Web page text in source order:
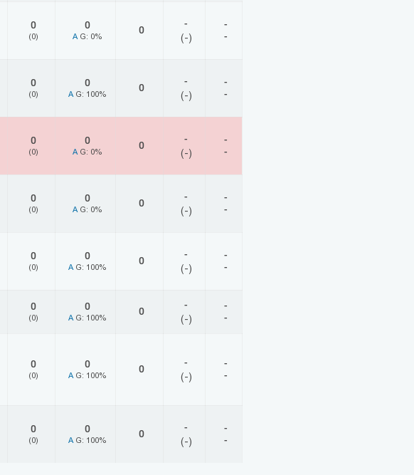
0
(0)
0
A G: 0%
0
-
(-)
-
-
0
(0)
0
A G: 100%
0
-
(-)
-
-
0
(0)
0
A G: 0%
0
-
(-)
-
-
0
(0)
0
A G: 0%
0
-
(-)
-
-
0
(0)
0
A G: 100%
0
-
(-)
-
-
0
(0)
0
A G: 100%
0
-
(-)
-
-
0
(0)
0
A G: 100%
0
-
(-)
-
-
0
(0)
0
A G: 100%
0
-
(-)
-
-